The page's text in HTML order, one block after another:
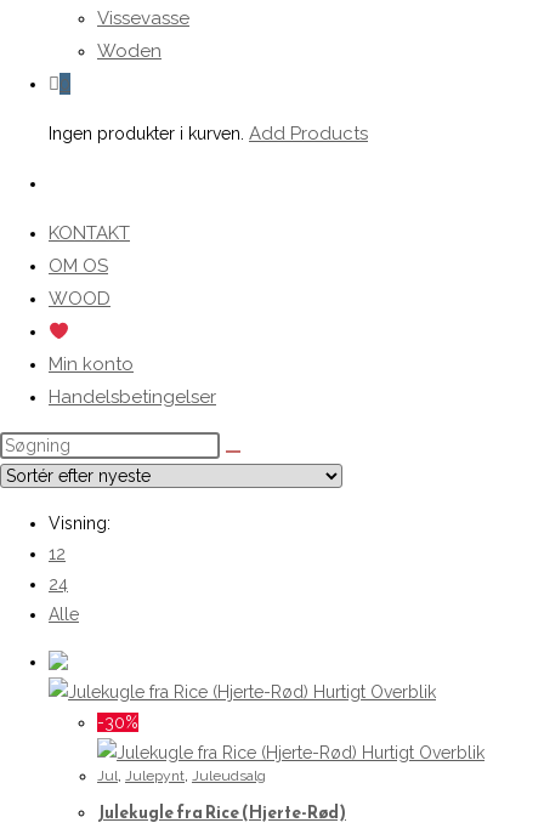
Vissevasse
Woden
0
Ingen produkter i kurven. Add Products
search
KONTAKT
OM OS
WOOD
Min konto
Handelsbetingelser
Visning:
12
24
Alle
Hurtigt Overblik
-30%
Hurtigt Overblik
Jul, Julepynt, Juleudsalg
Julekugle fra Rice (Hjerte-Rød)